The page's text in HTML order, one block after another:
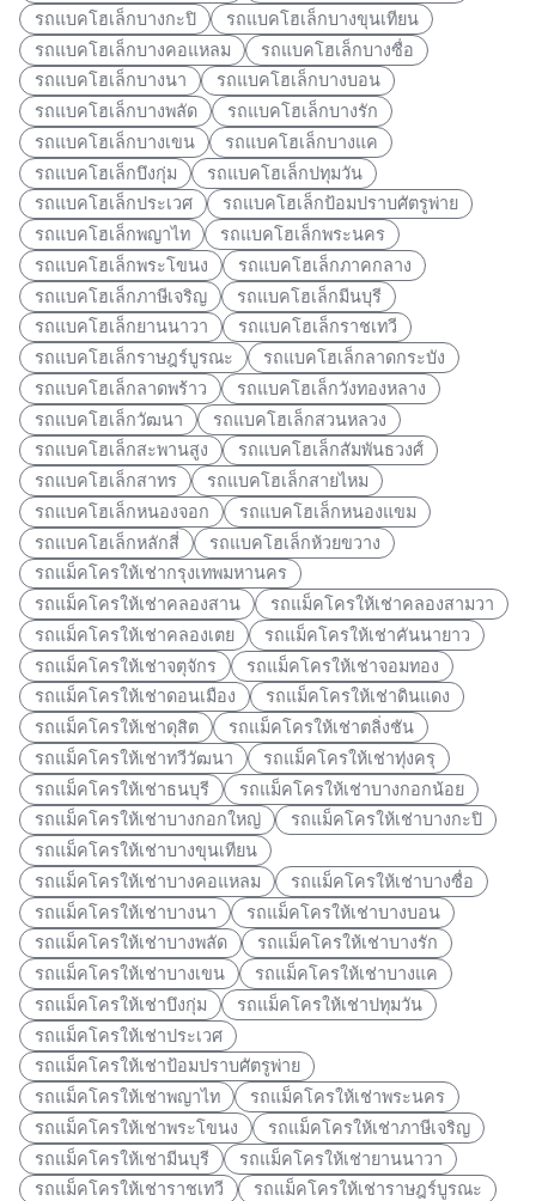
รถแบคโฮเล็กบางกะปิ
รถแบคโฮเล็กบางขุนเทียน
รถแบคโฮเล็กบางคอแหลม
รถแบคโฮเล็กบางซื่อ
รถแบคโฮเล็กบางนา
รถแบคโฮเล็กบางบอน
รถแบคโฮเล็กบางพลัด
รถแบคโฮเล็กบางรัก
รถแบคโฮเล็กบางเขน
รถแบคโฮเล็กบางแค
รถแบคโฮเล็กบึงกุ่ม
รถแบคโฮเล็กปทุมวัน
รถแบคโฮเล็กประเวศ
รถแบคโฮเล็กป้อมปราบศัตรูพ่าย
รถแบคโฮเล็กพญาไท
รถแบคโฮเล็กพระนคร
รถแบคโฮเล็กพระโขนง
รถแบคโฮเล็กภาคกลาง
รถแบคโฮเล็กภาษีเจริญ
รถแบคโฮเล็กมีนบุรี
รถแบคโฮเล็กยานนาวา
รถแบคโฮเล็กราชเทวี
รถแบคโฮเล็กราษฎร์บูรณะ
รถแบคโฮเล็กลาดกระบัง
รถแบคโฮเล็กลาดพร้าว
รถแบคโฮเล็กวังทองหลาง
รถแบคโฮเล็กวัฒนา
รถแบคโฮเล็กสวนหลวง
รถแบคโฮเล็กสะพานสูง
รถแบคโฮเล็กสัมพันธวงศ์
รถแบคโฮเล็กสาทร
รถแบคโฮเล็กสายไหม
รถแบคโฮเล็กหนองจอก
รถแบคโฮเล็กหนองแขม
รถแบคโฮเล็กหลักสี่
รถแบคโฮเล็กห้วยขวาง
รถแม็คโครให้เช่ากรุงเทพมหานคร
รถแม็คโครให้เช่าคลองสาน
รถแม็คโครให้เช่าคลองสามวา
รถแม็คโครให้เช่าคลองเตย
รถแม็คโครให้เช่าคันนายาว
รถแม็คโครให้เช่าจตุจักร
รถแม็คโครให้เช่าจอมทอง
รถแม็คโครให้เช่าดอนเมือง
รถแม็คโครให้เช่าดินแดง
รถแม็คโครให้เช่าดุสิต
รถแม็คโครให้เช่าตลิ่งชัน
รถแม็คโครให้เช่าทวีวัฒนา
รถแม็คโครให้เช่าทุ่งครุ
รถแม็คโครให้เช่าธนบุรี
รถแม็คโครให้เช่าบางกอกน้อย
รถแม็คโครให้เช่าบางกอกใหญ่
รถแม็คโครให้เช่าบางกะปิ
รถแม็คโครให้เช่าบางขุนเทียน
รถแม็คโครให้เช่าบางคอแหลม
รถแม็คโครให้เช่าบางซื่อ
รถแม็คโครให้เช่าบางนา
รถแม็คโครให้เช่าบางบอน
รถแม็คโครให้เช่าบางพลัด
รถแม็คโครให้เช่าบางรัก
รถแม็คโครให้เช่าบางเขน
รถแม็คโครให้เช่าบางแค
รถแม็คโครให้เช่าบึงกุ่ม
รถแม็คโครให้เช่าปทุมวัน
รถแม็คโครให้เช่าประเวศ
รถแม็คโครให้เช่าป้อมปราบศัตรูพ่าย
รถแม็คโครให้เช่าพญาไท
รถแม็คโครให้เช่าพระนคร
รถแม็คโครให้เช่าพระโขนง
รถแม็คโครให้เช่าภาษีเจริญ
รถแม็คโครให้เช่ามีนบุรี
รถแม็คโครให้เช่ายานนาวา
รถแม็คโครให้เช่าราชเทวี
รถแม็คโครให้เช่าราษฎร์บูรณะ